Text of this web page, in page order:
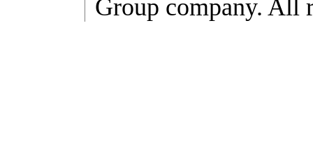
Group company. All